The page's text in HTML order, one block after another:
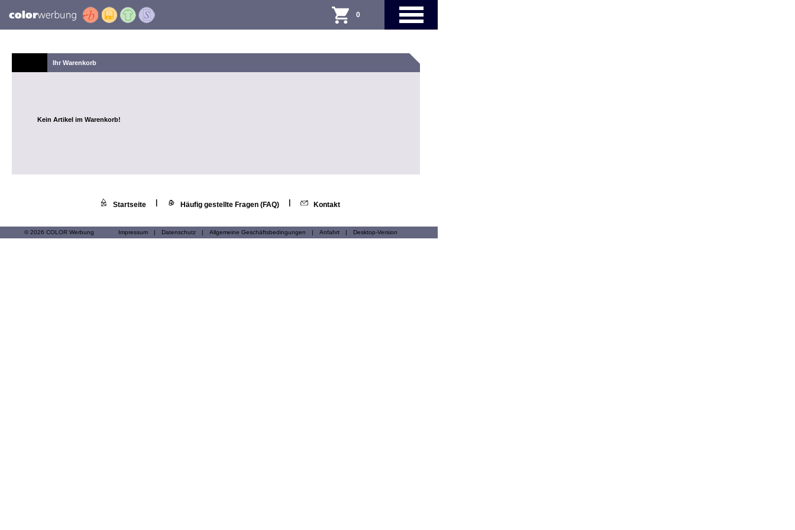
0
Ihr Warenkorb
Kein Artikel im Warenkorb!
Startseite Häufig gestellte Fragen (FAQ) Kontakt
© 2026 COLOR Werbung Impressum | Datenschutz | Allgemeine Geschäftsbedingungen | Anfahrt | Desktop-Version